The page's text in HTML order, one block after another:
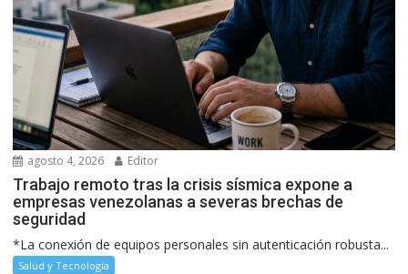
agosto 4, 2026 Editor
Trabajo remoto tras la crisis sísmica expone a
empresas venezolanas a severas brechas de
seguridad
*La conexión de equipos personales sin autenticación robusta...
Salud y Tecnología